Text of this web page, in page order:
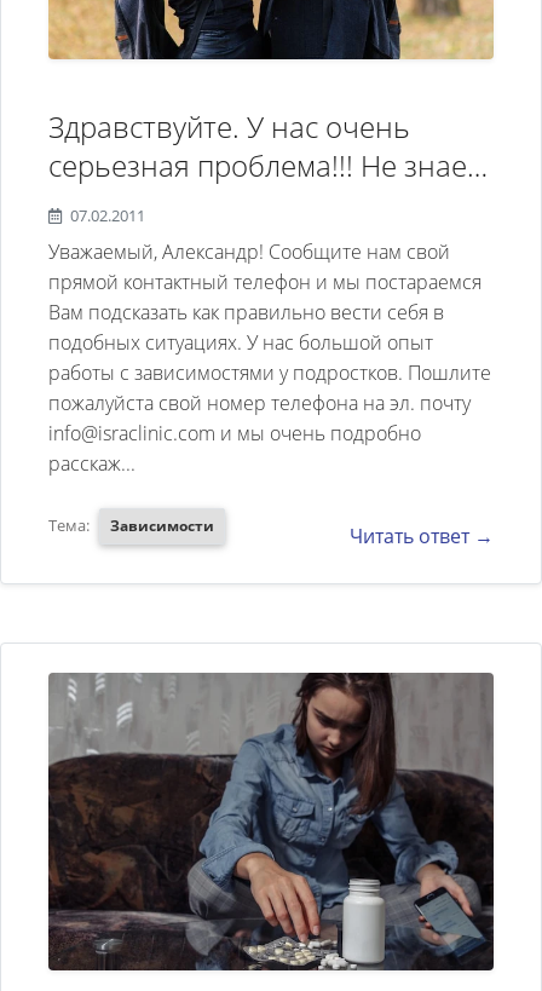
Здравствуйте. У нас очень
серьезная проблема!!! Не знаем
что делать!!! Помогите!!! Сыну
14 лет. Сбегает из дома. Нюхает
клей!!! Мы начинаем
разговаривать с ним что это его
убивает вродебы все понимает
но проходит какоето время и он
опять срывается!!!
07.02.2011
Уважаемый, Александр! Сообщите нам свой
прямой контактный телефон и мы постараемся
Вам подсказать как правильно вести себя в
подобных ситуациях. У нас большой опыт
работы с зависимостями у подростков. Пошлите
пожалуйста свой номер телефона на эл. почту
info@israclinic.com и мы очень подробно
расскаж...
Тема: Зависимости Читать ответ →